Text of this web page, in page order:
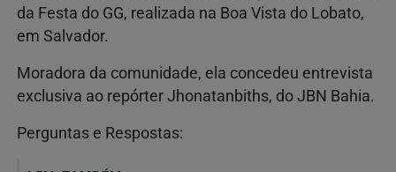
da Festa do GG, realizada na Boa Vista do Lobato,
em Salvador.
Moradora da comunidade, ela concedeu entrevista
exclusiva ao repórter Jhonatanbiths, do JBN Bahia.
Perguntas e Respostas: